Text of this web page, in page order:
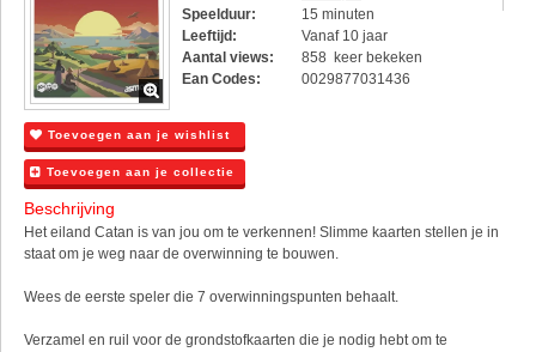
Speelduur:
15 minuten
Leeftijd:
Vanaf 10 jaar
Aantal views:
858 keer bekeken
Ean Codes:
0029877031436
Toevoegen aan je wishlist
Toevoegen aan je collectie
Beschrijving
Het eiland Catan is van jou om te verkennen! Slimme kaarten stellen je in
staat om je weg naar de overwinning te bouwen.
Wees de eerste speler die 7 overwinningspunten behaalt.
Verzamel en ruil voor de grondstofkaarten die je nodig hebt om te